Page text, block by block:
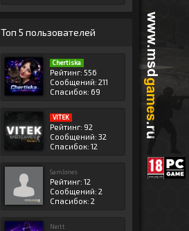
Топ 5 пользователей
Chertiska
Рейтинг: 556
Сообщений: 211
Спасибок: 69
VITEK
Рейтинг: 92
Сообщений: 32
Спасибок: 12
SamJones
Рейтинг: 12
Сообщений: 2
Спасибок: 2
Neitt